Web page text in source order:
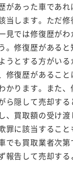
があった車であ
当します。ただ
見では修復歴が
。修復歴がある
うとする方がい
修復歴があるこ
かります。また
ら隠して売却す
、買取額の受け
罪に該当するこ
でも買取業者次
報告して売却する